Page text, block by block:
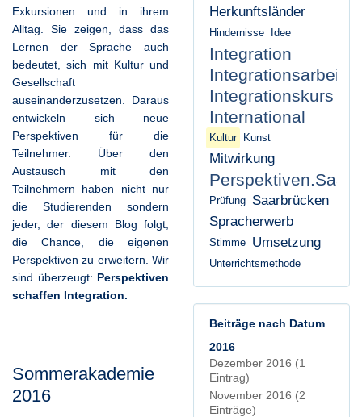
Exkursionen und in ihrem
Alltag. Sie zeigen, dass das
Lernen der Sprache auch
bedeutet, sich mit Kultur und
Gesellschaft
auseinanderzusetzen. Daraus
entwickeln sich neue
Perspektiven für die
Teilnehmer. Über den
Austausch mit den
Teilnehmern haben nicht nur
die Studierenden sondern
jeder, der diesem Blog folgt,
die Chance, die eigenen
Perspektiven zu erweitern. Wir
sind überzeugt: Perspektiven
schaffen Integration.
Sommerakademie
2016
Herkunftsländer
Hindernisse Idee
Integration
Integrationsarbeit
Integrationskurs
International
Kultur Kunst
Mitwirkung
Prüfung
Saarbrücken
Spracherwerb
Stimme Umsetzung
Unterrichtsmethode
Beiträge nach Datum
2016
Dezember 2016 (1
Eintrag)
November 2016 (2
Einträge)